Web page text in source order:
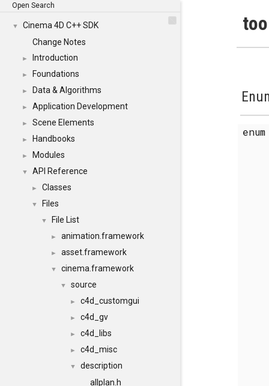
Open Search
▼
Cinema 4D C++ SDK
Change Notes
► Introduction
► Foundations
► Data & Algorithms
► Application Development
► Scene Elements
► Handbooks
► Modules
▼ API Reference
► Classes
▼ Files
▼ File List
► animation.framework
► asset.framework
▼ cinema.framework
▼ source
► c4d_customgui
► c4d_gv
► c4d_libs
► c4d_misc
▼
description
allplan.h